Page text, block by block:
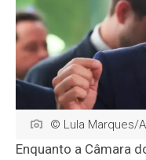
© Lula Marques/
Enquanto a Câmara